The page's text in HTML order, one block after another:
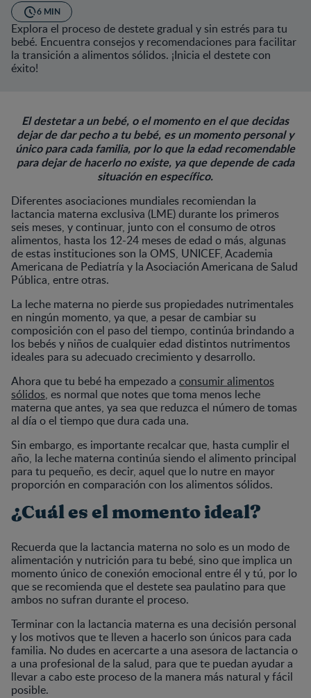
6 MIN
Explora el proceso de destete gradual y sin estrés para tu
bebé. Encuentra consejos y recomendaciones para facilitar
la transición a alimentos sólidos. ¡Inicia el destete con
éxito!
El destetar a un bebé, o el momento en el que decidas
dejar de dar pecho a tu bebé, es un momento personal y
único para cada familia, por lo que la edad recomendable
para dejar de hacerlo no existe, ya que depende de cada
situación en específico.
Diferentes asociaciones mundiales recomiendan la
lactancia materna exclusiva (LME) durante los primeros
seis meses, y continuar, junto con el consumo de otros
alimentos, hasta los 12-24 meses de edad o más, algunas
de estas instituciones son la OMS, UNICEF, Academia
Americana de Pediatría y la Asociación Americana de Salud
Pública, entre otras.
La leche materna no pierde sus propiedades nutrimentales
en ningún momento, ya que, a pesar de cambiar su
composición con el paso del tiempo, continúa brindando a
los bebés y niños de cualquier edad distintos nutrimentos
ideales para su adecuado crecimiento y desarrollo.
Ahora que tu bebé ha empezado a consumir alimentos
sólidos, es normal que notes que toma menos leche
materna que antes, ya sea que reduzca el número de tomas
al día o el tiempo que dura cada una.
Sin embargo, es importante recalcar que, hasta cumplir el
año, la leche materna continúa siendo el alimento principal
para tu pequeño, es decir, aquel que lo nutre en mayor
proporción en comparación con los alimentos sólidos.
¿Cuál es el momento ideal?
Recuerda que la lactancia materna no solo es un modo de
alimentación y nutrición para tu bebé, sino que implica un
momento único de conexión emocional entre él y tú, por lo
que se recomienda que el destete sea paulatino para que
ambos no sufran durante el proceso.
Terminar con la lactancia materna es una decisión personal
y los motivos que te lleven a hacerlo son únicos para cada
familia. No dudes en acercarte a una asesora de lactancia o
a una profesional de la salud, para que te puedan ayudar a
llevar a cabo este proceso de la manera más natural y fácil
posible.